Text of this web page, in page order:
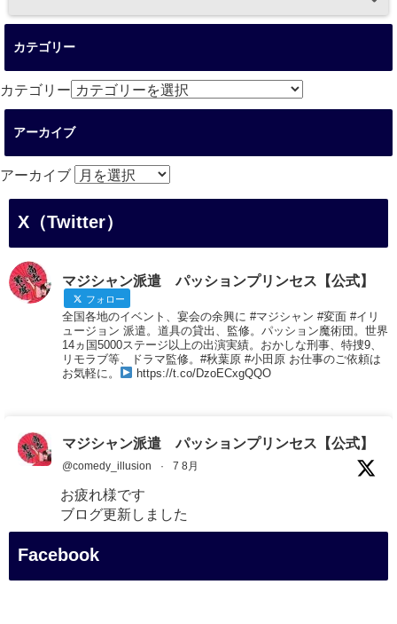
カテゴリー
カテゴリー
アーカイブ
アーカイブ
X（Twitter）
マジシャン派遣 パッションプリンセス【公式】
フォロー
全国各地のイベント、宴会の余興に #マジシャン #変面 #イリ
ュージョン 派遣。道具の貸出、監修。パッション魔術団。世界
14ヵ国5000ステージ以上の出演実績。おかしな刑事、特捜9、
リモラブ等、ドラマ監修。#秋葉原 #小田原 お仕事のご依頼は
お気軽に。
https://t.co/DzoECxgQQO
マジシャン派遣 パッションプリンセス【公式】
@comedy_illusion · 7 8月
お疲れ様です
ブログ更新しました
「マジシャン和歌山旅 白浜町・円月島」
Facebook